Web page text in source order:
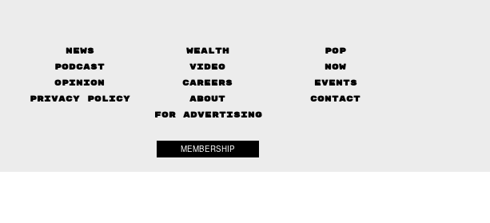
News Wealth
Pop
Podcast
Video
Now
Opinion
Careers
Events
Privacy Policy
About
Contact
FOR ADVERTISING
MEMBERSHIP